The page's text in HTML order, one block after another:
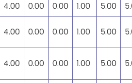
4.00 0.00 0.00 1.00 5.00
4.00 0.00 0.00 1.00 5.00
4.00 0.00 0.00 1.00 5.00